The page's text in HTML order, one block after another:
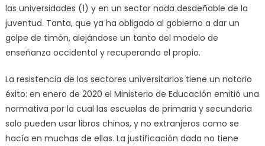
las universidades (1) y en un sector nada desdeñable de la
juventud. Tanta, que ya ha obligado al gobierno a dar un
golpe de timón, alejándose un tanto del modelo de
enseñanza occidental y recuperando el propio.
La resistencia de los sectores universitarios tiene un notorio
éxito: en enero de 2020 el Ministerio de Educación emitió una
normativa por la cual las escuelas de primaria y secundaria
solo pueden usar libros chinos, y no extranjeros como se
hacía en muchas de ellas. La justificación dada no tiene